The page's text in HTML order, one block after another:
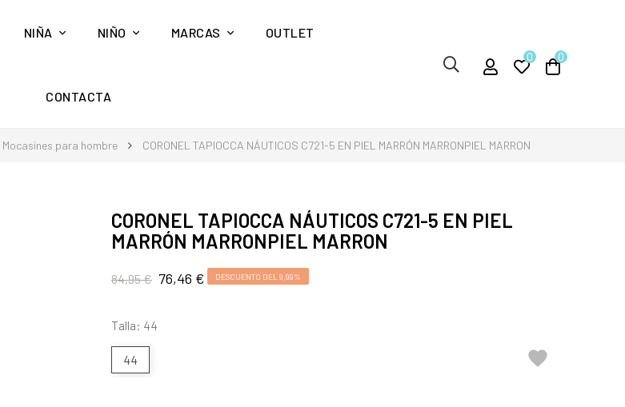
NIÑA NIÑO MARCAS OUTLET
CONTACTA
0 0
Mocasines para hombre CORONEL TAPIOCCA NÁUTICOS C721-5 EN PIEL MARRÓN MARRONPIEL MARRON
CORONEL TAPIOCCA NÁUTICOS C721-5 EN PIEL
MARRÓN MARRONPIEL MARRON
84,95 € 76,46 € DESCUENTO DEL 9,99%
Talla: 44
44 